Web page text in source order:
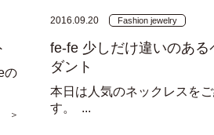
の
＞
2016.09.20 Fashion jewelry
fe-fe 少しだけ違いのある
ダント
本日は人気のネックレスを
す。 ...